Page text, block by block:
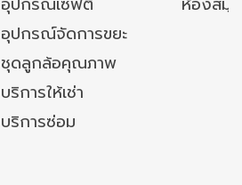
อุปกรณ์จัดการขยะ
ชุดลูกล้อคุณภาพ
บริการให้เช่า
บริการซ่อม